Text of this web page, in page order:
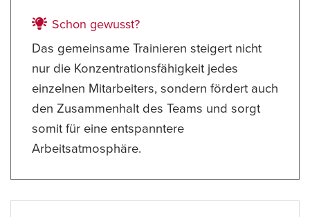
Schon gewusst?
Das gemeinsame Trainieren steigert nicht
nur die Konzentrationsfähigkeit jedes
einzelnen Mitarbeiters, sondern fördert auch
den Zusammenhalt des Teams und sorgt
somit für eine entspanntere
Arbeitsatmosphäre.